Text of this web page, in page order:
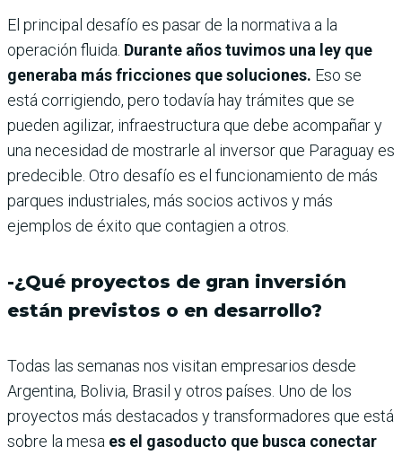
El principal desafío es pasar de la normativa a la
operación fluida. Durante años tuvimos una ley que
generaba más fricciones que soluciones. Eso se
está corrigiendo, pero todavía hay trámites que se
pueden agilizar, infraestructura que debe acompañar y
una necesidad de mostrarle al inversor que Paraguay es
predecible. Otro desafío es el funcionamiento de más
parques industriales, más socios activos y más
ejemplos de éxito que contagien a otros.
-¿Qué proyectos de gran inversión
están previstos o en desarrollo?
Todas las semanas nos visitan empresarios desde
Argentina, Bolivia, Brasil y otros países. Uno de los
proyectos más destacados y transformadores que está
sobre la mesa es el gasoducto que busca conectar